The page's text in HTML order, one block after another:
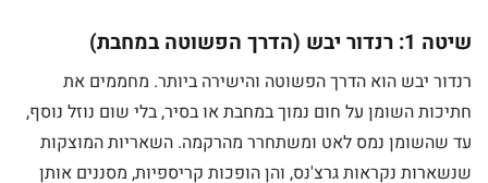
שיטה 1: רנדור יבש (הדרך הפשוטה במחבת)
רנדור יבש הוא הדרך הפשוטה והישירה ביותר. מחממים את
חתיכות השומן על חום נמוך במחבת או בסיר, בלי שום נוזל נוסף,
עד שהשומן נמס לאט ומשתחרר מהרקמה. השאריות המוצקות
שנשארות נקראות גרצ'נס, והן הופכות קריספיות, מסננים אותן